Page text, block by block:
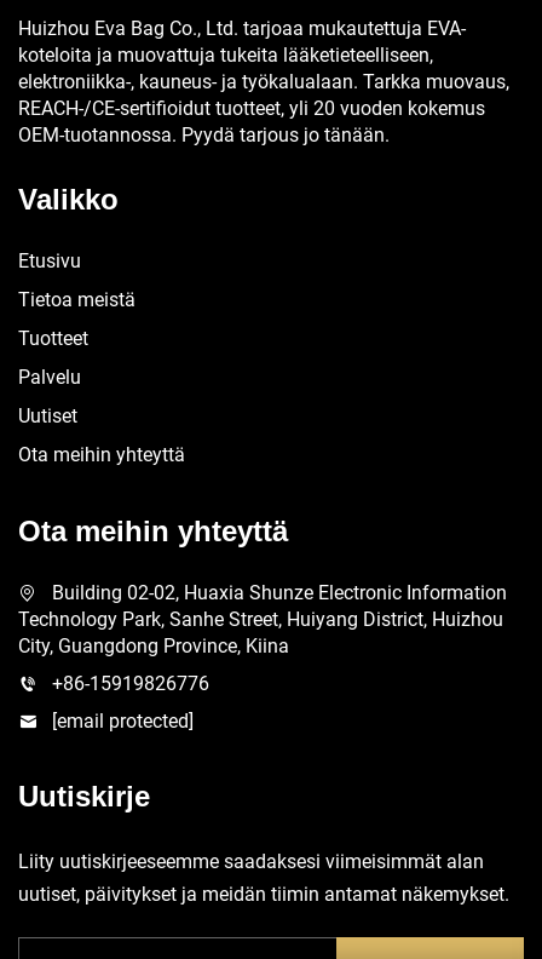
Huizhou Eva Bag Co., Ltd. tarjoaa mukautettuja EVA-
koteloita ja muovattuja tukeita lääketieteelliseen,
elektroniikka-, kauneus- ja työkalualaan. Tarkka muovaus,
REACH-/CE-sertifioidut tuotteet, yli 20 vuoden kokemus
OEM-tuotannossa. Pyydä tarjous jo tänään.
Valikko
Etusivu
Tietoa meistä
Tuotteet
Palvelu
Uutiset
Ota meihin yhteyttä
Ota meihin yhteyttä
Building 02-02, Huaxia Shunze Electronic Information
Technology Park, Sanhe Street, Huiyang District, Huizhou
City, Guangdong Province, Kiina
+86-15919826776
[email protected]
Uutiskirje
Liity uutiskirjeeseemme saadaksesi viimeisimmät alan
uutiset, päivitykset ja meidän tiimin antamat näkemykset.